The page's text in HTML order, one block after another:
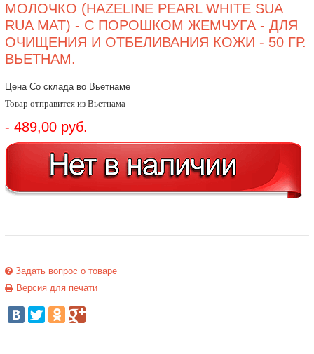
МОЛОЧКО (HAZELINE PEARL WHITE SUA
RUA MAT) - С ПОРОШКОМ ЖЕМЧУГА - ДЛЯ
ОЧИЩЕНИЯ И ОТБЕЛИВАНИЯ КОЖИ - 50 ГР.
ВЬЕТНАМ.
Цена Со склада во Вьетнаме
Товар отправится из Вьетнама
- 489,00 руб.
Задать вопрос о товаре
Версия для печати